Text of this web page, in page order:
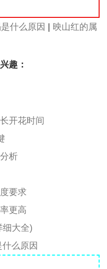
什么原因
映山红的属
趣：
开花时间
析
要求
更高
细大全)
么原因